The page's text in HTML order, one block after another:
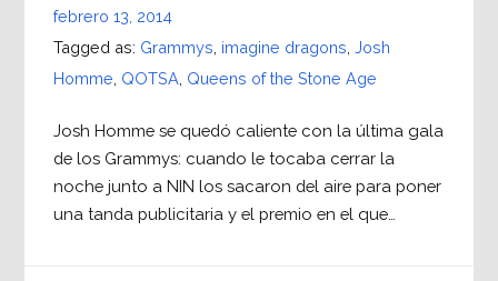
febrero 13, 2014
Tagged as: Grammys imagine dragons Josh
Homme QOTSA Queens of the Stone Age
Josh Homme se quedó caliente con la última gala
de los Grammys: cuando le tocaba cerrar la
noche junto a NIN los sacaron del aire para poner
una tanda publicitaria y el premio en el que…